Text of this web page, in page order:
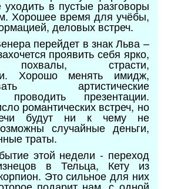
уходить в пустые разговоры
Хорошее время для учёбы,
деловых встреч.
перейдет в знак Льва –
проявить себя ярко,
похвалы, страсти,
Хорошо менять имидж,
артистические
проводить презентации.
романтических встреч, но
будут ни к чему не
случайные деньги,
траты.
этой недели - переход
в Тельца, Кету из
Это сильное для них
подарит нам, с одной